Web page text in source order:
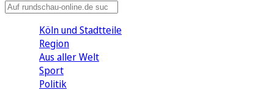
Köln und Stadtteile
Region
Aus aller Welt
Sport
Politik